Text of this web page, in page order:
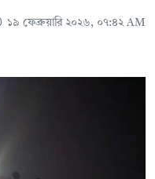
১৯ ফেব্রুয়ারি ২০২৬, ০৭:৪২ AM